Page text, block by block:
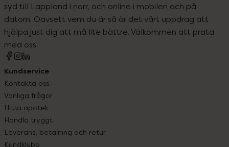
syd till Lappland i norr, och online i mobilen och på
datorn. Oavsett vem du är så är det vårt uppdrag att
hjälpa just dig att må lite bättre. Välkommen att prata
med oss.
Kundservice
Kontakta oss
Vanliga frågor
Hitta apotek
Handla tryggt
Leverans, betalning och retur
Kundklubb